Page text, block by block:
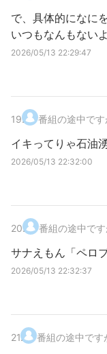
で、具体的になに
いつもなんもない
2026/05/13 22:29:47
19. 番組の途中で
イキってりゃ石油
2026/05/13 22:32:00
20. 番組の途中で
サナえもん「ペロ
2026/05/13 22:32:37
21. 番組の途中です